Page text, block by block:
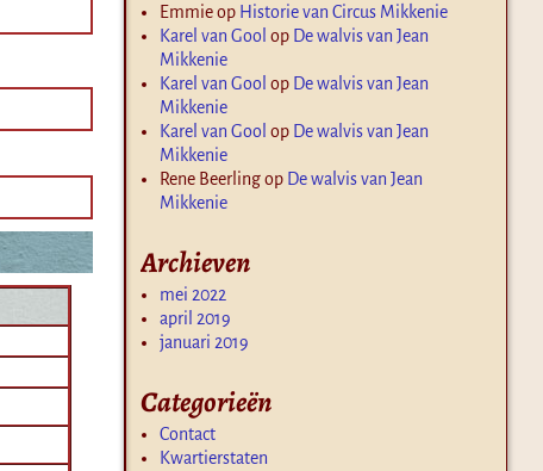
Emmieop Historie van Circus Mikkenie
Karel van Gool op De walvis van Jean
Mikkenie
Karel van Gool op De walvis van Jean
Mikkenie
Karel van Gool op De walvis van Jean
Mikkenie
Rene Beerlingop De walvis van Jean
Mikkenie
Archieven
mei 2022
april 2019
januari 2019
Categorieën
Contact
Kwartierstaten